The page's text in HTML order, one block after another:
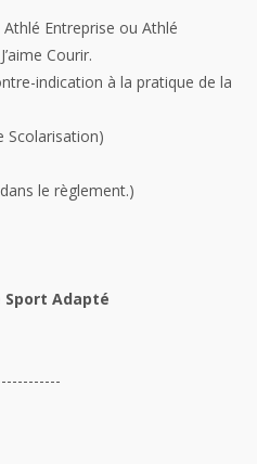
Entreprise ou Athlé
Courir.
indication à la pratique de la
Scolarisation)
le règlement.)
Sport Adapté